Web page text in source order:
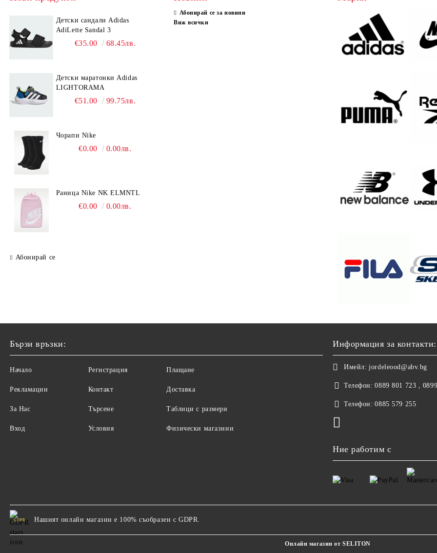
Детски сандали Adidas
AdiLette Sandal 3
€35.00 68.45лв.
Детски маратонки Adidas
LIGHTORAMA
€51.00 99.75лв.
Чорапи Nike
€0.00 0.00лв.
Раница Nike NK ELMNTL
€0.00 0.00лв.
Абонирай се
Абонирай се за новини
Виж всички
Бързи връзки:
Начало
Рекламации
За Нас
Вход
Регистрация
Контакт
Търсене
Условия
Плащане
Доставка
Таблици с размери
Физически магазини
Информация за контакти:
Имейл: jordeleood@abv.bg
Телефон: 0889 801 723 ,
Телефон: 0885 579 255
Ние работим с
GDPR Нашият онлайн магазин е 100% съобразен с GDPR.
Онлайн магазин от SELITON